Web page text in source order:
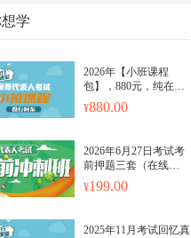
学
2026年【小班课程
包】，880元，纯在线
课程，12个月答疑。纸
质另外购买
880.00
2026年6月27日考试考
前押题三套（在线机
考）
199.00
2025年11月考试回忆真